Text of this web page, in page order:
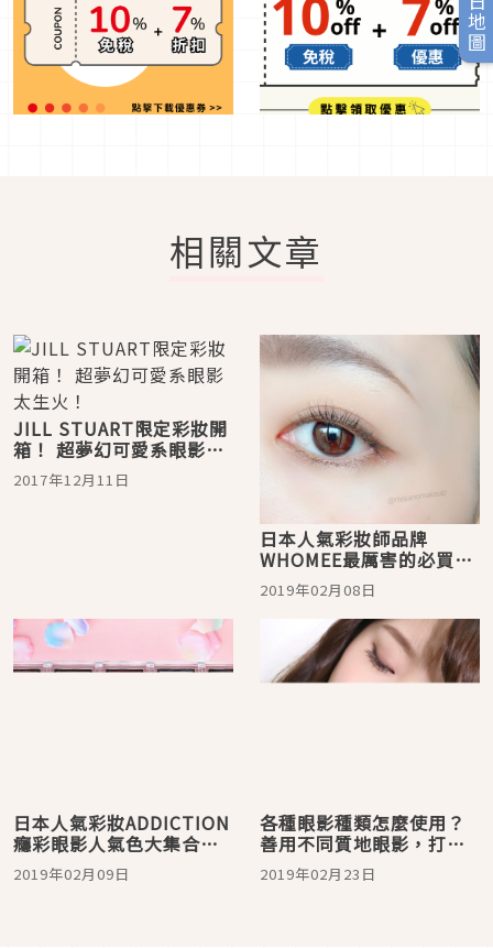
相關文章
JILL STUART限定彩妝開
箱！ 超夢幻可愛系眼影太
生火！
2017年12月11日
日本人氣彩妝師品牌
WHOMEE最厲害的必買搶
手眼線筆讓眼妝更添閃
亮！
2019年02月08日
日本人氣彩妝ADDICTION
癮彩眼影人氣色大集合！
同場加映人氣眼影上妝技
巧
2019年02月09日
各種眼影種類怎麼使用？
善用不同質地眼影，打造
日系魅力電眼
2019年02月23日